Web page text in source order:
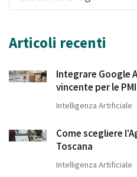
Articoli recenti
Integrare Google
vincente per le
Intelligenza Artificiale
Come scegliere
Toscana
Intelligenza Artificiale